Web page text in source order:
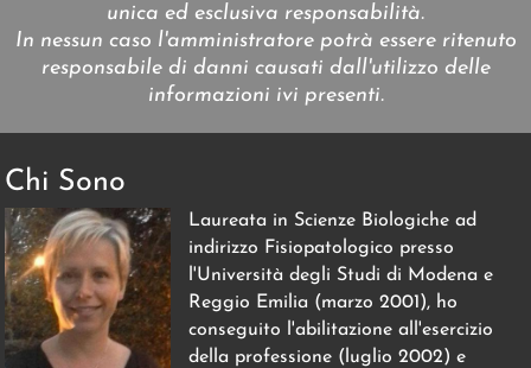
unica ed esclusiva responsabilità.
In nessun caso l'amministratore potrà essere ritenuto
responsabile di danni causati dall'utilizzo delle
informazioni ivi presenti.
Chi Sono
Laureata in Scienze Biologiche ad
indirizzo Fisiopatologico presso
l'Università degli Studi di Modena e
Reggio Emilia (marzo 2001), ho
conseguito l'abilitazione all'esercizio
della professione (luglio 2002) e